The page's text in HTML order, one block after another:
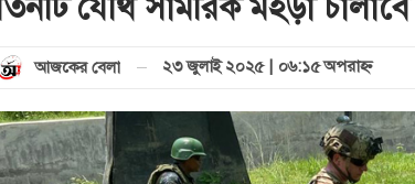
আজকের বেলা ২৩ জুলাই ২০২৫ | ০৬:১৫ অপরাহ্ণ